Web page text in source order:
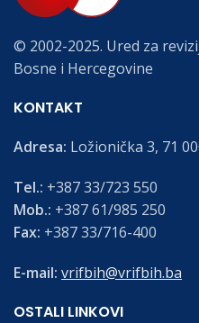
© 2002-2025. Ured za
Bosne i Hercegovine
KONTAKT
Adresa: Ložionička 3, 71
Tel.: +387 33/723 550
Mob.: +387 61/985 250
Fax: +387 33/716-400
E-mail: vrifbih@vrifbih.ba
OSTALI LINKOVI